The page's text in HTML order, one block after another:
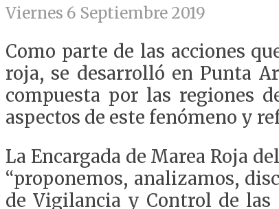
Viernes 6 Septiembre 2019
Como parte de las acciones
roja, se desarrolló en Punta
compuesta por las regiones
aspectos de este fenómeno y
La Encargada de Marea Roja
“proponemos, analizamos,
de Vigilancia y Control de las